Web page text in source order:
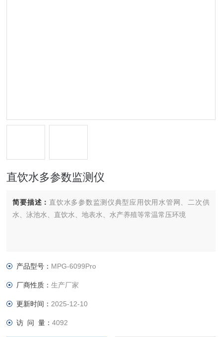
直饮水多参数监测仪
简要描述： 直饮水多参数监测仪典型应用饮用水管网、二次供
水、泳池水、直饮水、地表水、水产养殖等常温常压环境
产品型号： MPG-6099Pro
厂商性质：生产厂家
更新时间： 2025-12-10
访 问 量：4092